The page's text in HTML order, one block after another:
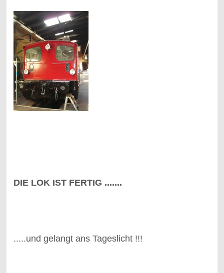
DIE LOK IST FERTIG .......
.....und gelangt ans Tageslicht !!!